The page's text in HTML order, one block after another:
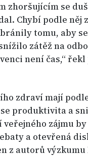
zhoršujícím se
Chybí podle
tomu, aby
zátěž na
není čas,“
zdraví mají
produktivita a
veřejného zájmu
a otevřená
z autorů výzkumu